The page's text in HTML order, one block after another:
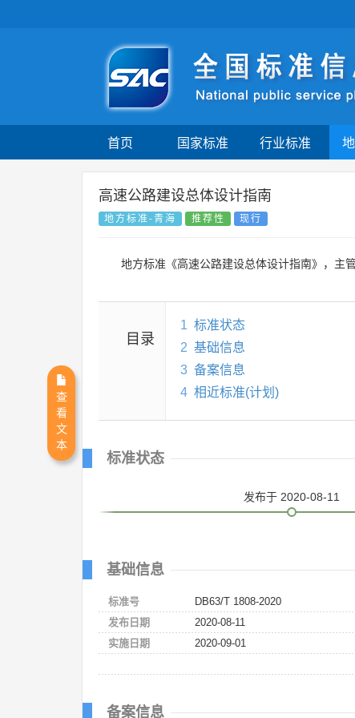
首页 国家标准 行业标准
高速公路建设总体设计指南
地方标准-青海 推荐性 现行
地方标准《高速公路建设总体设计指南》，主
目录
1 标准状态
2 基础信息
3 备案信息
4 相近标准(计划)
标准状态
发布于 2020-08-11
基础信息
标准号
DB63/T 1808-2020
发布日期
2020-08-11
实施日期
2020-09-01
备案信息
查
看
文
本